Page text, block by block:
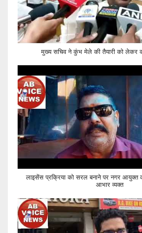
मुख्य सचिव ने कुंभ मेले की तैयारी को लेकर
लाइसेंस प्रक्रिया को सरल बनाने पर नगर आयुक्त
आभार व्यक्त